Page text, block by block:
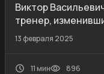
Виктор
тренер,
13 февраля 2025
11 мин 896